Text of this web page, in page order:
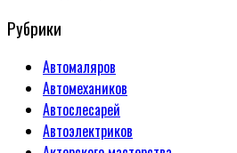
Рубрики
Автомаляров
Автомехаников
Автослесарей
Автоэлектриков